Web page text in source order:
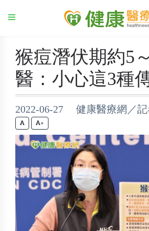
猴痘潛伏期約5
醫：小心這3種
2022-06-27 健康醫療網／記
+